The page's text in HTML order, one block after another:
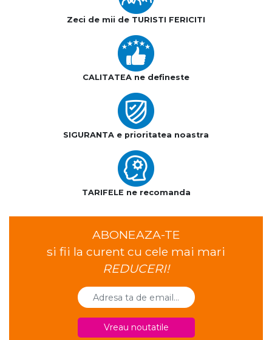
Zeci de mii de TURISTI FERICITI
CALITATEA ne defineste
SIGURANTA e prioritatea noastra
TARIFELE ne recomanda
ABONEAZA-TE
si fii la curent cu cele mai mari
REDUCERI!
Vreau noutatile